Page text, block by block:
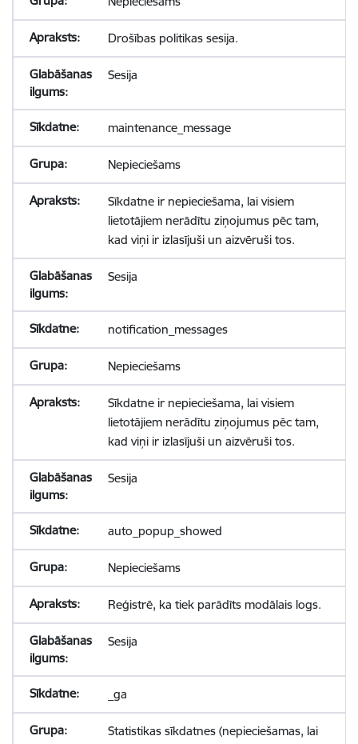
Drošības politikas sesija.
Sesija
maintenance_message
Nepieciešams
Sīkdatne ir nepieciešama, lai visiem
lietotājiem nerādītu ziņojumus pēc tam,
kad viņi ir izlasījuši un aizvēruši tos.
Sesija
notification_messages
Nepieciešams
Sīkdatne ir nepieciešama, lai visiem
lietotājiem nerādītu ziņojumus pēc tam,
kad viņi ir izlasījuši un aizvēruši tos.
Sesija
auto_popup_showed
Nepieciešams
Reģistrē, ka tiek parādīts modālais logs.
Sesija
_ga
Statistikas sīkdatnes (nepieciešamas, lai